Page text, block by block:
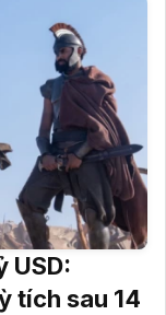
USD:
tích sau 14